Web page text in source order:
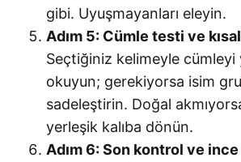
gibi. Uyuşmayanları eleyin.
Adım 5: Cümle testi ve
Seçtiğiniz kelimeyle cümleyi
okuyun; gerekiyorsa isim
sadeleştirin. Doğal
yerleşik kalıba dönün.
Adım 6: Son kontrol ve